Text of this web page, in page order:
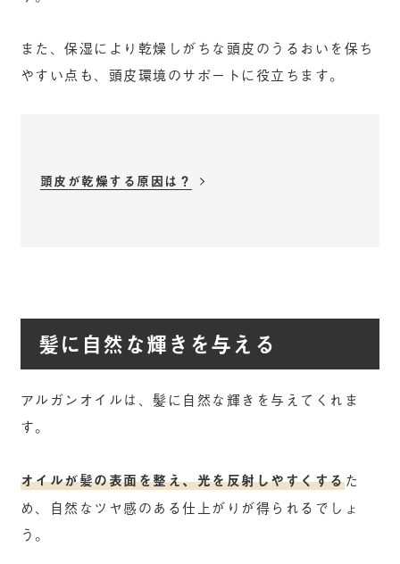
また、保湿により乾燥しがちな頭皮のうるおいを保ち
やすい点も、頭皮環境のサポートに役立ちます。
頭皮が乾燥する原因は？
髪に自然な輝きを与える
アルガンオイルは、髪に自然な輝きを与えてくれま
す。
オイルが髪の表面を整え、光を反射しやすくするた
め、自然なツヤ感のある仕上がりが得られるでしょ
う。